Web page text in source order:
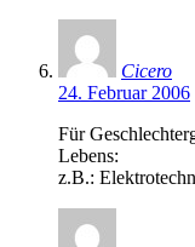
Cicero
24. Februar 2006
Für
Lebens:
z.B.: